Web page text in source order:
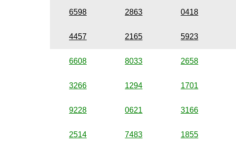
6598 2863 0418
4457 2165 5923
6608 8033 2658
3266 1294 1701
9228 0621 3166
2514 7483 1855